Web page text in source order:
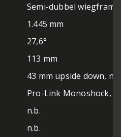
Semi-dubbel wiegframe
1.445 mm
27,6°
113 mm
43 mm upside down,
Pro-Link Monoshock,
n.b.
n.b.